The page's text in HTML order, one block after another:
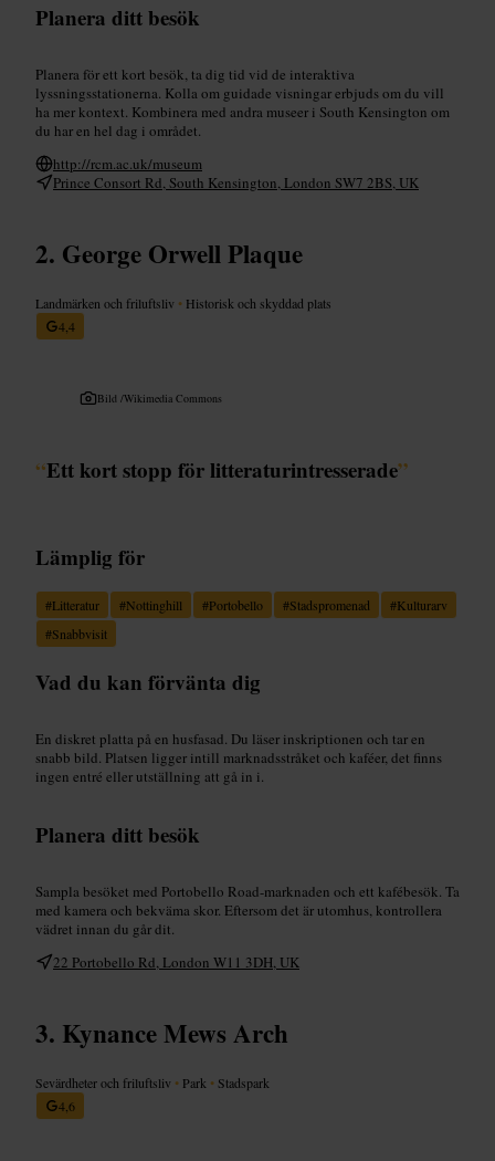
Planera ditt besök
Planera för ett kort besök, ta dig tid vid de interaktiva
lyssningsstationerna. Kolla om guidade visningar erbjuds om du vill
ha mer kontext. Kombinera med andra museer i South Kensington om
du har en hel dag i området.
http://rcm.ac.uk/museum
Prince Consort Rd, South Kensington, London SW7 2BS, UK
George Orwell Plaque
Landmärken och friluftsliv • Historisk och skyddad plats
4,4
Bild /Wikimedia Commons
“Ett kort stopp för litteraturintresserade”
Lämplig för
#Litteratur #Nottinghill #Portobello #Stadspromenad #Kulturarv
#Snabbvisit
Vad du kan förvänta dig
En diskret platta på en husfasad. Du läser inskriptionen och tar en
snabb bild. Platsen ligger intill marknadsstråket och kaféer, det finns
ingen entré eller utställning att gå in i.
Planera ditt besök
Sampla besöket med Portobello Road-marknaden och ett kafébesök. Ta
med kamera och bekväma skor. Eftersom det är utomhus, kontrollera
vädret innan du går dit.
22 Portobello Rd, London W11 3DH, UK
Kynance Mews Arch
Sevärdheter och friluftsliv • Park • Stadspark
4,6